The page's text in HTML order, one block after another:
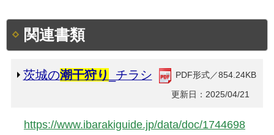
関連書類
茨城の潮干狩り _チラシ PDF形式／854.24KB
更新日：2025/04/21
https://www.ibarakiguide.jp/data/doc/1744698